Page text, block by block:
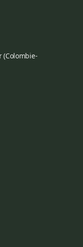
(Colombie-